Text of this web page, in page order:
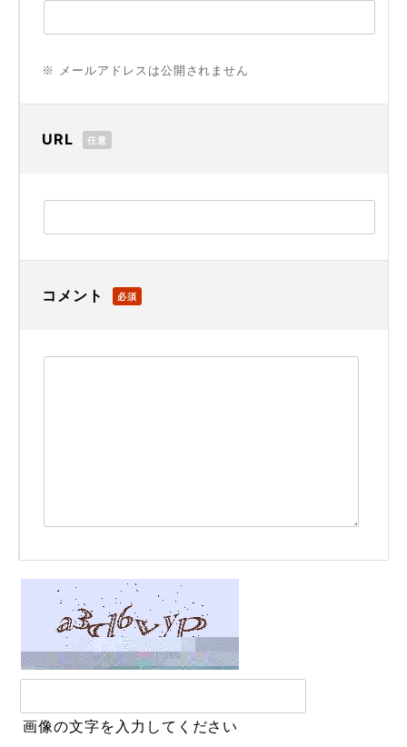
※ メールアドレスは公開されません
URL 任意
コメント 必須
画像の文字を入力してください